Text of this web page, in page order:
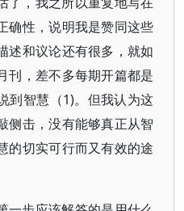
确性，说明我是赞同这些
述和议论还有很多，就如
刊，差不多每期开篇都是
到智慧（1)。但我认为这
侧击，没有能够真正从智
的切实可行而又有效的途